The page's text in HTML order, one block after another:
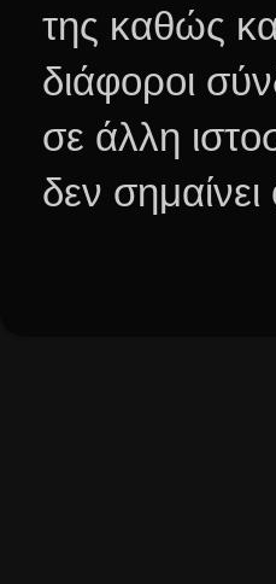
της καθώς
διάφοροι
σε άλλη
δεν